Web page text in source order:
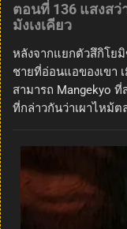
ตอนที่ 136 แสงส
มังเงเคียว
หลังจากแยกตัวสึกิโยมิ
ชายที่อ่อนแอของเขา
สามารถ Mangekyo ที่
ที่กล่าวกันว่าเผาไหม้ต